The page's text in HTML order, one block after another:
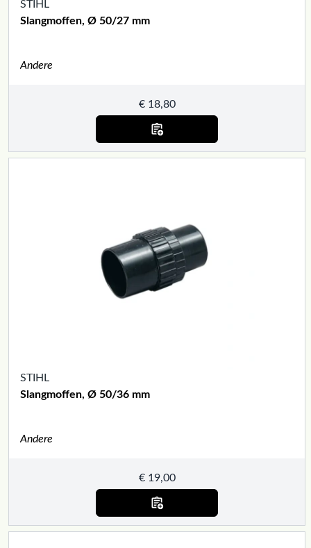
STIHL
Slangmoffen, Ø 50/27 mm
Andere
€18,80
STIHL
Slangmoffen, Ø 50/36 mm
Andere
€19,00